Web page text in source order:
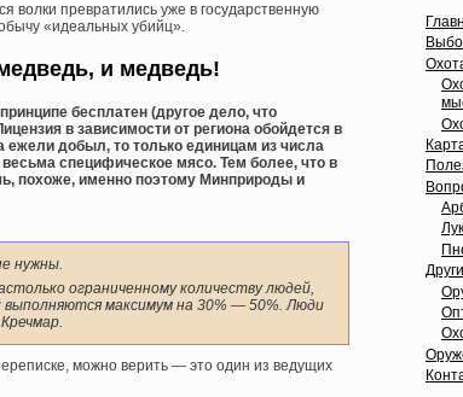
волки превратились уже в государственную
«идеальных убийц».
и медведь!
бесплатен (другое дело, что
в зависимости от региона обойдется в
ежели добыл, то только единицам из числа
специфическое мясо. Тем более, что в
похоже, именно поэтому Минприроды и
нужны.
ограниченному количеству людей,
максимум на 30% — 50%. Люди
можно верить — это один из ведущих
Лук